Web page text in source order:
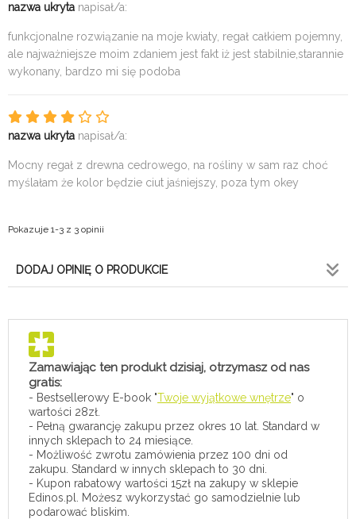
nazwa ukryta napisał/a:
funkcjonalne rozwiązanie na moje kwiaty, regał całkiem pojemny,
ale najważniejsze moim zdaniem jest fakt iż jest stabilnie,starannie
wykonany, bardzo mi się podoba
nazwa ukryta napisał/a:
Mocny regał z drewna cedrowego, na rośliny w sam raz choć
myślałam że kolor będzie ciut jaśniejszy, poza tym okey
Pokazuje 1-3 z 3 opinii
DODAJ OPINIĘ O PRODUKCIE
Zamawiając ten produkt dzisiaj, otrzymasz od nas
gratis:
- Bestsellerowy E-book "Twoje wyjątkowe wnętrze" o
wartości 28zł.
- Pełną gwarancję zakupu przez okres 10 lat. Standard w
innych sklepach to 24 miesiące.
- Możliwość zwrotu zamówienia przez 100 dni od
zakupu. Standard w innych sklepach to 30 dni.
- Kupon rabatowy wartości 15zł na zakupy w sklepie
Edinos.pl. Możesz wykorzystać go samodzielnie lub
podarować bliskim.